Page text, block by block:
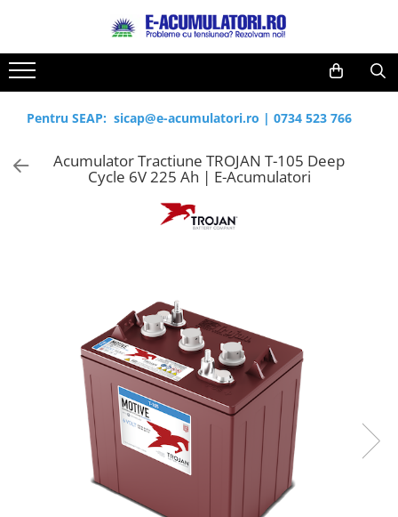
Toate Produsele
Acumulatori, Baterii si Incarcatoare
Uzuale
Baterii alcaline
Incarcatoare acumulatori
Panouri fotovoltaice si accesorii
Panouri fotovoltaice
Sisteme prindere panouri
Reduceri de vara
Cabluri
Acumulatori
Prelungitoare
Panouri fotovoltaice
Pentru SEAP: sicap@e-acumulatori.ro | 0734 523 766
Acumulator Tractiune TROJAN T-105 Deep
Cycle 6V 225 Ah | E-Acumulatori